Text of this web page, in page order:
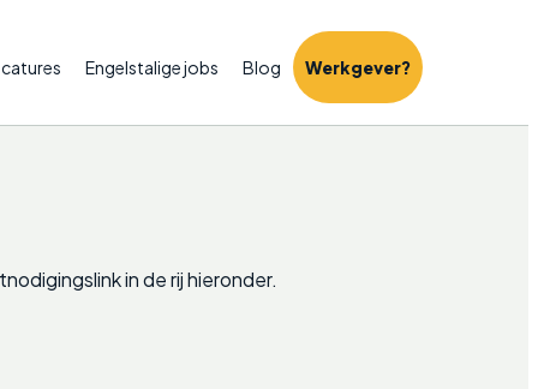
Engelstalige jobs Blog Werkgever?
in de rij hieronder.